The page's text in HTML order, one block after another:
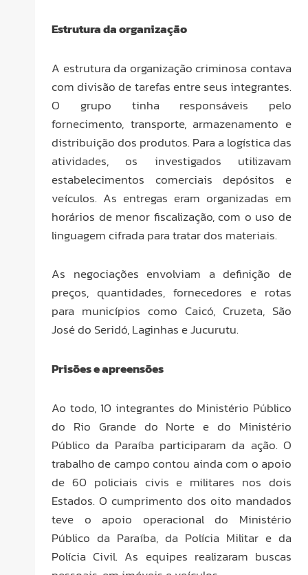
Estrutura da organização
A estrutura da organização criminosa contava
com divisão de tarefas entre seus integrantes.
O grupo tinha responsáveis pelo
fornecimento, transporte, armazenamento e
distribuição dos produtos. Para a logística das
atividades, os investigados utilizavam
estabelecimentos comerciais depósitos e
veículos. As entregas eram organizadas em
horários de menor fiscalização, com o uso de
linguagem cifrada para tratar dos materiais.
As negociações envolviam a definição de
preços, quantidades, fornecedores e rotas
para municípios como Caicó, Cruzeta, São
José do Seridó, Laginhas e Jucurutu.
Prisões e apreensões
Ao todo, 10 integrantes do Ministério Público
do Rio Grande do Norte e do Ministério
Público da Paraíba participaram da ação. O
trabalho de campo contou ainda com o apoio
de 60 policiais civis e militares nos dois
Estados. O cumprimento dos oito mandados
teve o apoio operacional do Ministério
Público da Paraíba, da Polícia Militar e da
Polícia Civil. As equipes realizaram buscas